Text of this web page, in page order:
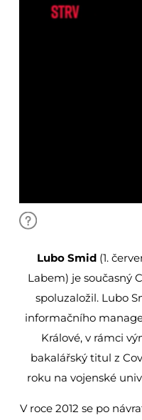
Lubo Smid(1.
Labem) je současný
spoluzaložil. Lubo
informačního
Králové, v rámci
bakalářský titul z
roku na vojenské
V roce 2012 se po